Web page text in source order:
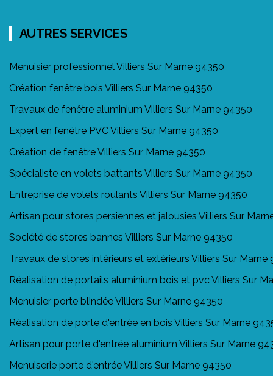
AUTRES SERVICES
Menuisier professionnel Villiers Sur Marne 94350
Création fenêtre bois Villiers Sur Marne 94350
Travaux de fenêtre aluminium Villiers Sur Marne 94350
Expert en fenêtre PVC Villiers Sur Marne 94350
Création de fenêtre Villiers Sur Marne 94350
Spécialiste en volets battants Villiers Sur Marne 94350
Entreprise de volets roulants Villiers Sur Marne 94350
Artisan pour stores persiennes et jalousies Villiers Sur
Société de stores bannes Villiers Sur Marne 94350
Travaux de stores intérieurs et extérieurs Villiers Sur Marne
Réalisation de portails aluminium bois et pvc Villiers Sur
Menuisier porte blindée Villiers Sur Marne 94350
Réalisation de porte d'entrée en bois Villiers Sur Marne
Artisan pour porte d'entrée aluminium Villiers Sur Marne
Menuiserie porte d'entrée Villiers Sur Marne 94350